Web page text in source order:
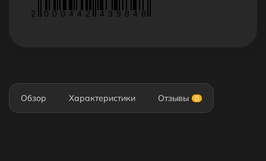
2 0 0 0 4 4 2 4 3 9 8 4 8
Обзор Характеристики Отзывы 0